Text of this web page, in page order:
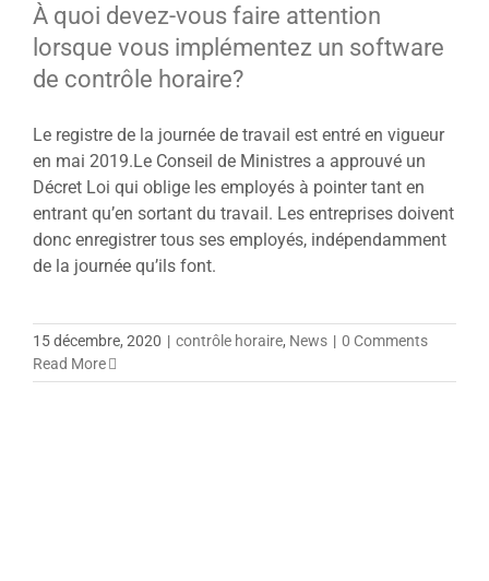
À quoi devez-vous faire attention
lorsque vous implémentez un software
de contrôle horaire?
Le registre de la journée de travail est entré en vigueur
en mai 2019.Le Conseil de Ministres a approuvé un
Décret Loi qui oblige les employés à pointer tant en
entrant qu’en sortant du travail. Les entreprises doivent
donc enregistrer tous ses employés, indépendamment
de la journée qu’ils font.
15 décembre, 2020 | contrôle horaire, News | 0 Comments
Read More